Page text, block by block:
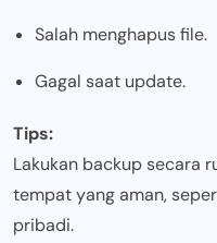
Salah menghapus file.
Gagal saat update.
Tips:
Lakukan backup secara
tempat yang aman,
pribadi.